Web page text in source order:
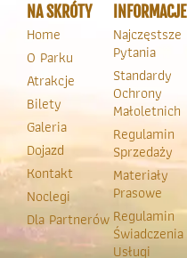
NA SKRÓTY
Home
O Parku
Atrakcje
Bilety
Galeria
Dojazd
Kontakt
Noclegi
Dla Partnerów
INFORMACJE
Najczęstsze
Pytania
Standardy
Ochrony
Małoletnich
Regulamin
Sprzedaży
Materiały
Prasowe
Regulamin
Świadczenia
Usługi